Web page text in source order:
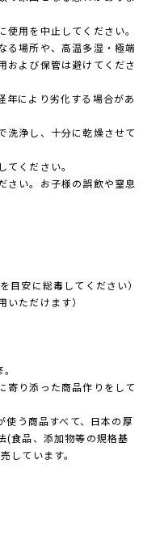
用を中止してください。
る場所や、高温多湿・極端
および保管は避けてくださ
年により劣化する場合があ
洗浄し、十分に乾燥させて
ください。
さい。お子様の誤飲や窒息
目安に総毒してください）
いただけます）
寄り添った商品作りをして
う商品すべて、日本の厚
(食品、添加物等の規格基
しています。